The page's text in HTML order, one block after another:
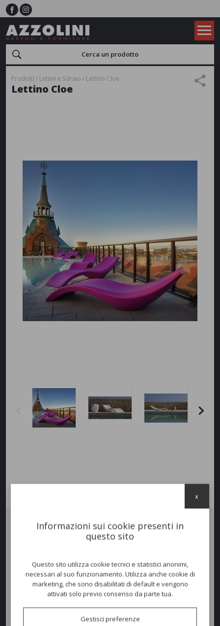
Prodotti Lettini e Sdraio Lettino Cloe
Lettino Cloe
con struttura in Poleasy, materiale plastico, privo al 99%
di porosità superficiali. Studiato per una collocazione in ambienti
suadenti e mai esasperanti, sono l’estrema sintesi di questo lettino che
danno comfort ed un alto livello di benessere.
69cm
Informazioni sui cookie presenti in
questo sito
Questo sito utilizza cookie tecnici e statistici anonimi,
necessari al suo funzionamento. Utilizza anche cookie di
marketing, che sono disabilitati di default e vengono
attivati solo previo consenso da parte tua.
Gestisci preferenze
x